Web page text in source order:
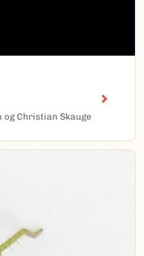
og Christian Skauge